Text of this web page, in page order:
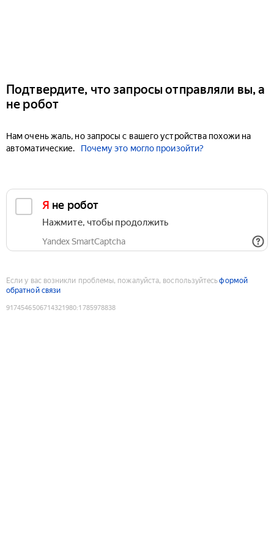
Подтвердите, что запросы отправляли вы, а
не робот
Нам очень жаль, но запросы с вашего устройства похожи на
автоматические.
Почему это могло произойти?
Я не робот
Нажмите, чтобы продолжить
Yandex SmartCaptcha
Если у вас возникли проблемы, пожалуйста, воспользуйтесьформой
обратной связи
9174546506714321980:1785978838